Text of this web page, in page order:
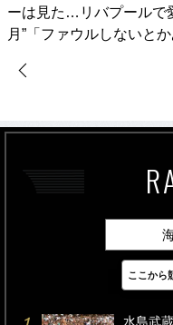
ーは見た…リバプールで
月”「ファウルしないとか
最新
水島武
ここから